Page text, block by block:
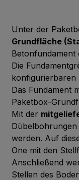
A28.6.2
Mid Green
Aquamarine
A30.3.2
Verdigris
Unter der
Grundfläche
Betonfundament
Die
konfigurierbaren
Das Fundament
Paketbox-
Mit der
werden. Auf
One mit den
Anschließend
Stellen des